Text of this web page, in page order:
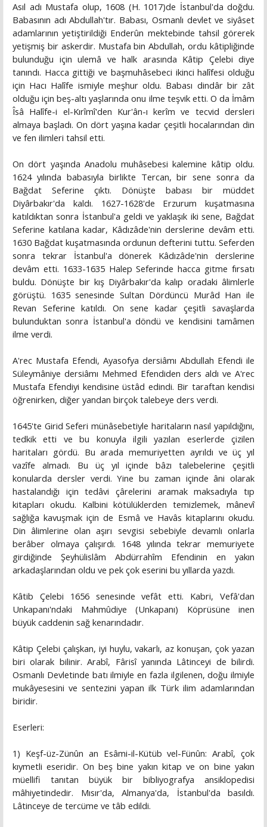
Asıl adı Mustafa olup, 1608 (H. 1017)de İstanbul'da doğdu.
Babasının adı Abdullah'tır. Babası, Osmanlı devlet ve siyâset
adamlarının yetiştirildiği Enderûn mektebinde tahsil görerek
yetişmiş bir askerdir. Mustafa bin Abdullah, ordu kâtipliğinde
bulunduğu için ulemâ ve halk arasında Kâtip Çelebi diye
tanındı. Hacca gittiği ve başmuhâsebeci ikinci halîfesi olduğu
için Hacı Halîfe ismiyle meşhur oldu. Babası dindâr bir zât
olduğu için beş-altı yaşlarında onu ilme teşvik etti. O da İmâm
Îsâ Halîfe-i el-Kırîmî'den Kur'ân-ı kerîm ve tecvid dersleri
almaya başladı. On dört yaşına kadar çeşitli hocalarından din
ve fen ilimleri tahsil etti.
On dört yaşında Anadolu muhâsebesi kalemine kâtip oldu.
1624 yılında babasıyla birlikte Tercan, bir sene sonra da
Bağdat Seferine çıktı. Dönüşte babası bir müddet
Diyârbakır'da kaldı. 1627-1628'de Erzurum kuşatmasına
katıldıktan sonra İstanbul'a geldi ve yaklaşık iki sene, Bağdat
Seferine katılana kadar, Kâdızâde'nin derslerine devâm etti.
1630 Bağdat kuşatmasında ordunun defterini tuttu. Seferden
sonra tekrar İstanbul'a dönerek Kâdızâde'nin derslerine
devâm etti. 1633-1635 Halep Seferinde hacca gitme fırsatı
buldu. Dönüşte bir kış Diyârbakır'da kalıp oradaki âlimlerle
görüştü. 1635 senesinde Sultan Dördüncü Murâd Han ile
Revan Seferine katıldı. On sene kadar çeşitli savaşlarda
bulunduktan sonra İstanbul'a döndü ve kendisini tamâmen
ilme verdi.
A'rec Mustafa Efendi, Ayasofya dersiâmı Abdullah Efendi ile
Süleymâniye dersiâmı Mehmed Efendiden ders aldı ve A'rec
Mustafa Efendiyi kendisine üstâd edindi. Bir taraftan kendisi
öğrenirken, diğer yandan birçok talebeye ders verdi.
1645'te Girid Seferi münâsebetiyle haritaların nasıl yapıldığını,
tedkik etti ve bu konuyla ilgili yazılan eserlerde çizilen
haritaları gördü. Bu arada memuriyetten ayrıldı ve üç yıl
vazîfe almadı. Bu üç yıl içinde bâzı talebelerine çeşitli
konularda dersler verdi. Yine bu zaman içinde âni olarak
hastalandığı için tedâvi çârelerini aramak maksadıyla tıp
kitapları okudu. Kalbini kötülüklerden temizlemek, mânevî
sağlığa kavuşmak için de Esmâ ve Havâs kitaplarını okudu.
Din âlimlerine olan aşırı sevgisi sebebiyle devamlı onlarla
berâber olmaya çalışırdı. 1648 yılında tekrar memuriyete
girdiğinde Şeyhülislâm Abdürrahîm Efendinin en yakın
arkadaşlarından oldu ve pek çok eserini bu yıllarda yazdı.
Kâtib Çelebi 1656 senesinde vefât etti. Kabri, Vefâ'dan
Unkapanı'ndaki Mahmûdiye (Unkapanı) Köprüsüne inen
büyük caddenin sağ kenarındadır.
Kâtip Çelebi çalışkan, iyi huylu, vakarlı, az konuşan, çok yazan
biri olarak bilinir. Arabî, Fârisî yanında Lâtinceyi de bilirdi.
Osmanlı Devletinde batı ilmiyle en fazla ilgilenen, doğu ilmiyle
mukâyesesini ve sentezini yapan ilk Türk ilim adamlarından
biridir.
Eserleri:
1) Keşf-üz-Zünûn an Esâmi-il-Kütüb vel-Fünûn: Arabî, çok
kıymetli eseridir. On beş bine yakın kitap ve on bine yakın
müellifi tanıtan büyük bir bibliyografya ansiklopedisi
mâhiyetindedir. Mısır'da, Almanya'da, İstanbul'da basıldı.
Lâtinceye de tercüme ve tâb edildi.